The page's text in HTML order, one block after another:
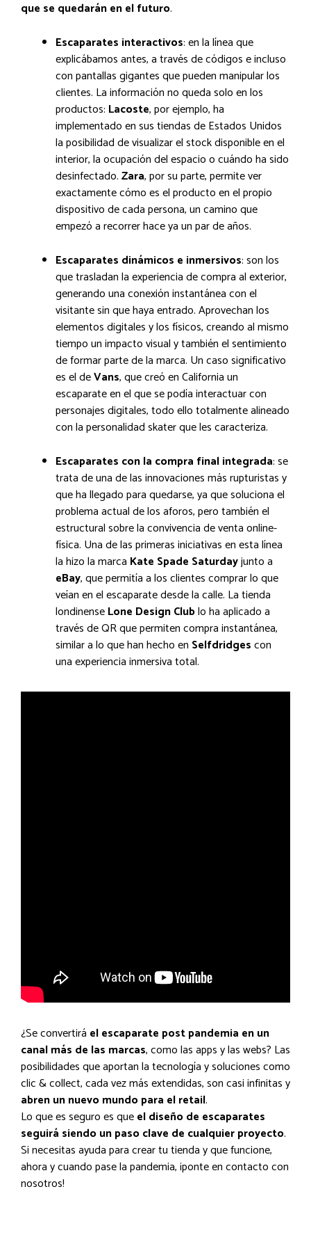
que se quedarán en el futuro.
Escaparates interactivos: en la línea que
explicábamos antes, a través de códigos e incluso
con pantallas gigantes que pueden manipular los
clientes. La información no queda solo en los
productos: Lacoste, por ejemplo, ha
implementado en sus tiendas de Estados Unidos
la posibilidad de visualizar el stock disponible en el
interior, la ocupación del espacio o cuándo ha sido
desinfectado.Zara, por su parte, permite ver
exactamente cómo es el producto en el propio
dispositivo de cada persona, un camino que
empezó a recorrer hace ya un par de años.
Escaparates dinámicos e inmersivos: son los
que trasladan la experiencia de compra al exterior,
generando una conexión instantánea con el
visitante sin que haya entrado. Aprovechan los
elementos digitales y los físicos, creando al mismo
tiempo un impacto visual y también el sentimiento
de formar parte de la marca. Un caso significativo
es el deVans, que creó en California un
escaparate en el que se podía interactuar con
personajes digitales, todo ello totalmente alineado
con la personalidad skater que les caracteriza.
Escaparates con la compra final integrada: se
trata de una de las innovaciones más rupturistas y
que ha llegado para quedarse, ya que soluciona el
problema actual de los aforos, pero también el
estructural sobre la convivencia de venta online-
física. Una de las primeras iniciativas en esta línea
la hizo la marca Kate Spade Saturdayjunto a
eBay, que permitía a los clientes comprar lo que
veían en el escaparate desde la calle. La tienda
londinenseLone Design Clublo ha aplicado a
través de QR que permiten compra instantánea,
similar a lo que han hecho en Selfdridgescon
una experiencia inmersiva total.
¿Se convertirá el escaparate post pandemia en un
canal más de las marcas, como las apps y las webs? Las
posibilidades que aportan la tecnología y soluciones como
clic & collect, cada vez más extendidas, son casi infinitas y
abren un nuevo mundo para el retail.
Lo que es seguro es queel diseño de escaparates
seguirá siendo un paso clave de cualquier proyecto.
Si necesitas ayuda para crear tu tienda y que funcione,
ahora y cuando pase la pandemia, ¡ponte en contacto con
nosotros!